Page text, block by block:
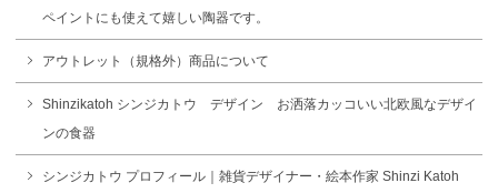
ペイントにも使えて嬉しい陶器です。
アウトレット（規格外）商品について
Shinzikatoh シンジカトウ デザイン お洒落カッコいい北欧風なデザイ
ンの食器
シンジカトウ プロフィール｜雑貨デザイナー・絵本作家 Shinzi Katoh